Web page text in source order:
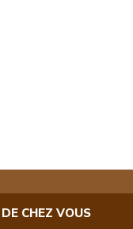
CHEZ VOUS